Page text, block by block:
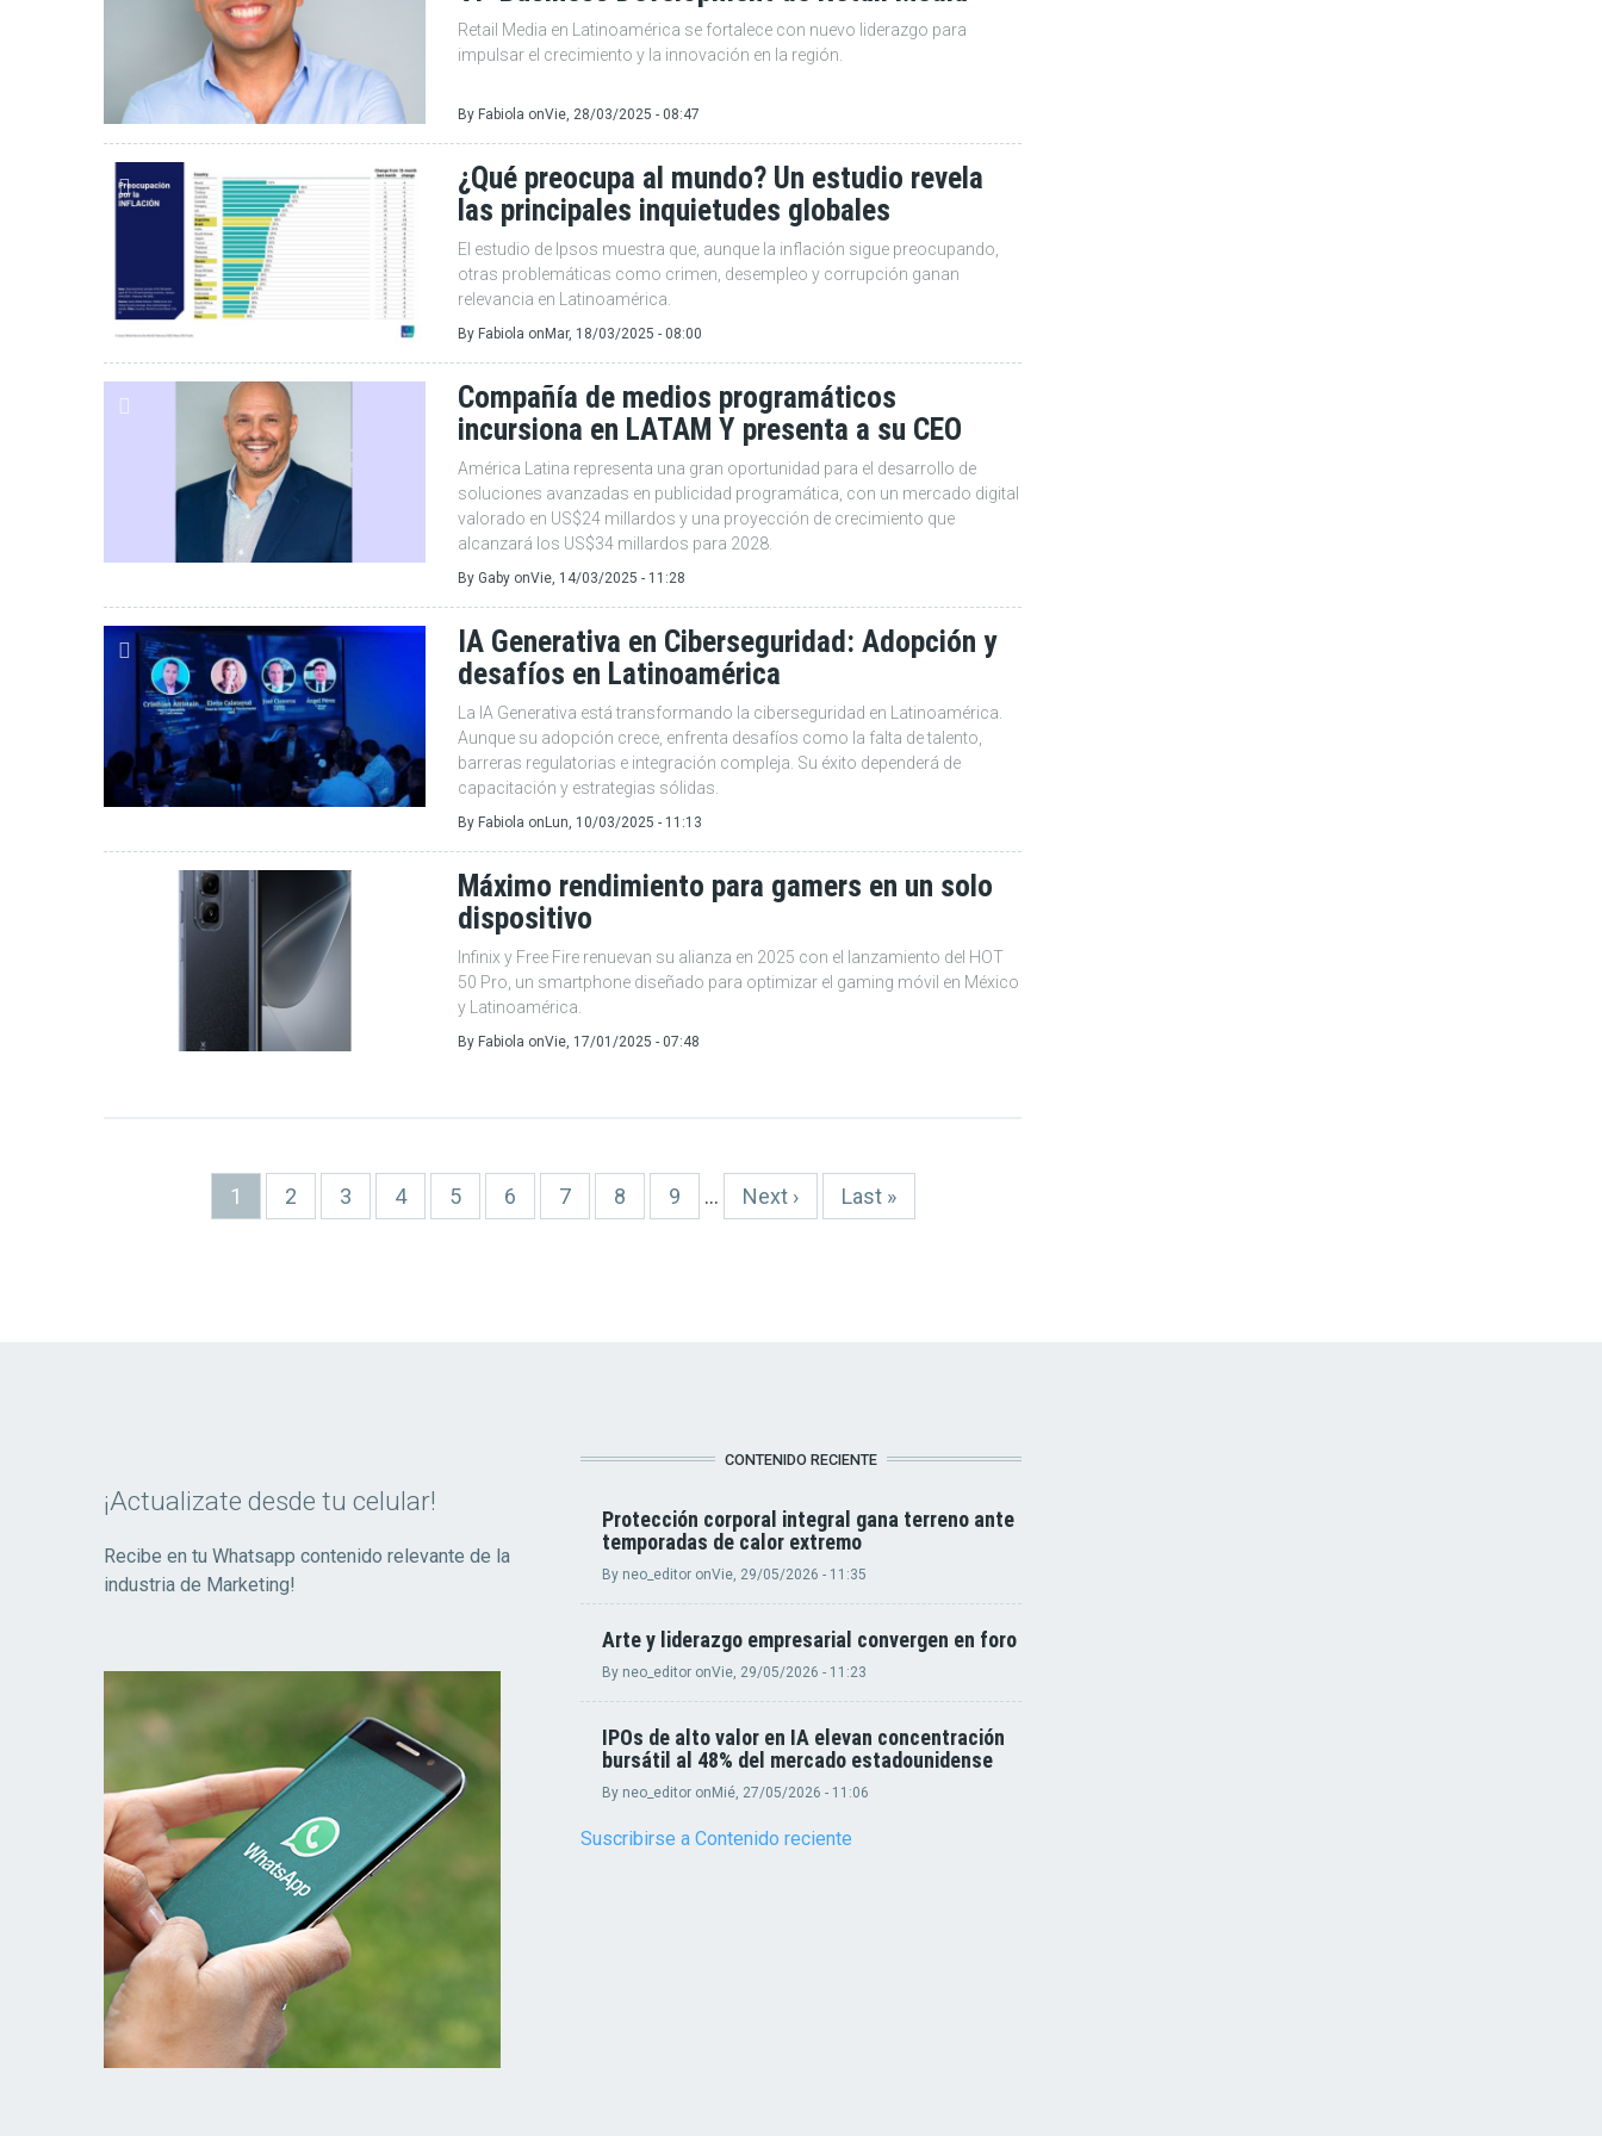
Retail Media en Latinoamérica se fortalece con nuevo liderazgo para
impulsar el crecimiento y la innovación en la región.
By Fabiola onVie, 28/03/2025 - 08:47
¿Qué preocupa al mundo? Un estudio revela
las principales inquietudes globales
El estudio de Ipsos muestra que, aunque la inflación sigue preocupando,
otras problemáticas como crimen, desempleo y corrupción ganan
relevancia en Latinoamérica.
By Fabiola on Mar, 18/03/2025 - 08:00
Compañía de medios programáticos
incursiona en LATAM Y presenta a su CEO
América Latina representa una gran oportunidad para el desarrollo de
soluciones avanzadas en publicidad programática, con un mercado digital
valorado en US$24 millardos y una proyección de crecimiento que
alcanzará los US$34 millardos para 2028.
By Gaby onVie, 14/03/2025 - 11:28
IA Generativa en Ciberseguridad: Adopción y
desafíos en Latinoamérica
La IA Generativa está transformando la ciberseguridad en Latinoamérica.
Aunque su adopción crece, enfrenta desafíos como la falta de talento,
barreras regulatorias e integración compleja. Su éxito dependerá de
capacitación y estrategias sólidas.
By Fabiola on Lun, 10/03/2025 - 11:13
Máximo rendimiento para gamers en un solo
dispositivo
Infinix y Free Fire renuevan su alianza en 2025 con el lanzamiento del HOT
50 Pro, un smartphone diseñado para optimizar el gaming móvil en México
y Latinoamérica.
By Fabiola onVie, 17/01/2025 - 07:48
Página
1 Page
2 Page
3 Page
4 Page
5 Page
6 Page
7 Page
8 Page
9 …
Siguiente
Next ›
Última
Last »
¡Actualizate desde tu celular!
Recibe en tu Whatsapp contenido relevante de la
industria de Marketing!
CONTENIDO RECIENTE
Protección corporal integral gana terreno ante
temporadas de calor extremo
By neo_editoronVie, 29/05/2026 - 11:35
Arte y liderazgo empresarial convergen en foro
By neo_editoronVie, 29/05/2026 - 11:23
IPOs de alto valor en IA elevan concentración
bursátil al 48% del mercado estadounidense
By neo_editoron Mié, 27/05/2026 - 11:06
Suscribirse a Contenido reciente